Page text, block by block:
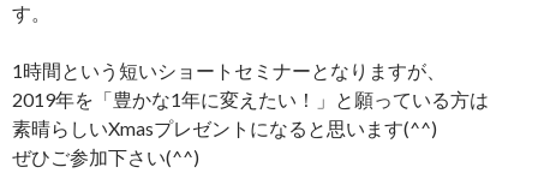
す。
1時間という短いショートセミナーとなりますが、
2019年を「豊かな1年に変えたい！」と願っている方は
素晴らしいXmasプレゼントになると思います(^^)
ぜひご参加下さい(^^)